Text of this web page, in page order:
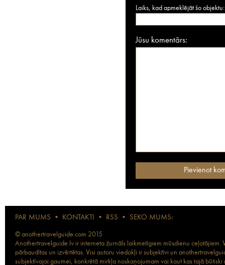
Laiks, kad apmeklējāt šo objektu:
Jūsu komentārs:
PAR MUMS • KONTAKTI • RSS • SEKO MUMS:
© anothertravelguide.com 2015
Anothertravelguide.lv ir interneta žurnāls laikmetīgiem mūsdienu
pārbaudītas un izvērtētas. Visi autoru viedokļi ir subjektīvi un
subjektīvajai gaumei, konkrētā mirkļa noskaņojumam vai kaut kas tajā